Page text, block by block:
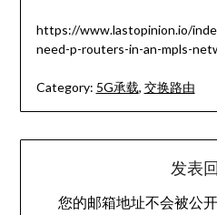
https://www.lastopinion.io/
need-p-routers-in-an-mpls-
Category: 5G承载, 交换路由
发表
您的邮箱地址不会被公开